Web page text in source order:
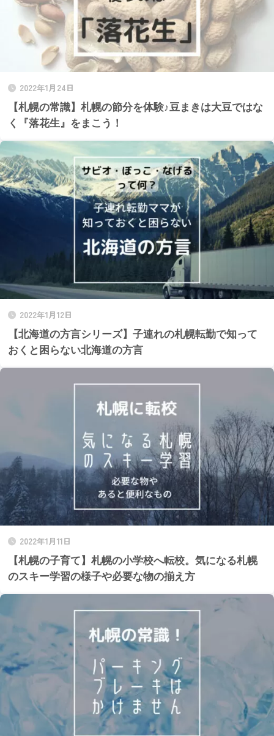
2022年1月24日
【札幌の常識】札幌の節分を体験♪豆まきは大豆ではな
く『落花生』をまこう！
2022年1月12日
【北海道の方言シリーズ】子連れの札幌転勤で知って
おくと困らない北海道の方言
2022年1月11日
【札幌の子育て】札幌の小学校へ転校。気になる札幌
のスキー学習の様子や必要な物の揃え方